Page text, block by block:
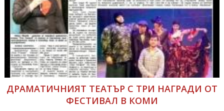
ДРАМАТИЧНИЯТ ТЕАТЪР С ТРИ НАГРАДИ ОТ
ФЕСТИВАЛ В КОМИ